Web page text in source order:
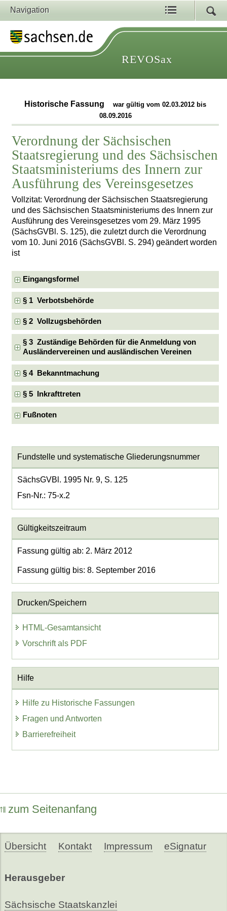
Navigation
REVOSax
Historische Fassung
war gültig vom 02.03.2012 bis
08.09.2016
Verordnung der Sächsischen
Staatsregierung und des Sächsischen
Staatsministeriums des Innern zur
Ausführung des Vereinsgesetzes
Vollzitat: Verordnung der Sächsischen Staatsregierung
und des Sächsischen Staatsministeriums des Innern zur
Ausführung des Vereinsgesetzes vom 29. März 1995
(SächsGVBl. S. 125), die zuletzt durch die Verordnung
vom 10. Juni 2016 (SächsGVBl. S. 294) geändert worden
ist
Eingangsformel
§ 1 Verbotsbehörde
§ 2 Vollzugsbehörden
§ 3 Zuständige Behörden für die Anmeldung von
Ausländervereinen und ausländischen Vereinen
§ 4 Bekanntmachung
§ 5 Inkrafttreten
Fußnoten
Fundstelle und systematische Gliederungsnummer
SächsGVBl. 1995 Nr. 9, S. 125
Fsn-Nr.: 75-x.2
Gültigkeitszeitraum
Fassung gültig ab: 2. März 2012
Fassung gültig bis: 8. September 2016
Drucken/Speichern
HTML-Gesamtansicht
Vorschrift als PDF
Hilfe
Hilfe zu Historische Fassungen
Fragen und Antworten
Barrierefreiheit
zum Seitenanfang
Übersicht Kontakt Impressum eSignatur
Herausgeber
Sächsische Staatskanzlei